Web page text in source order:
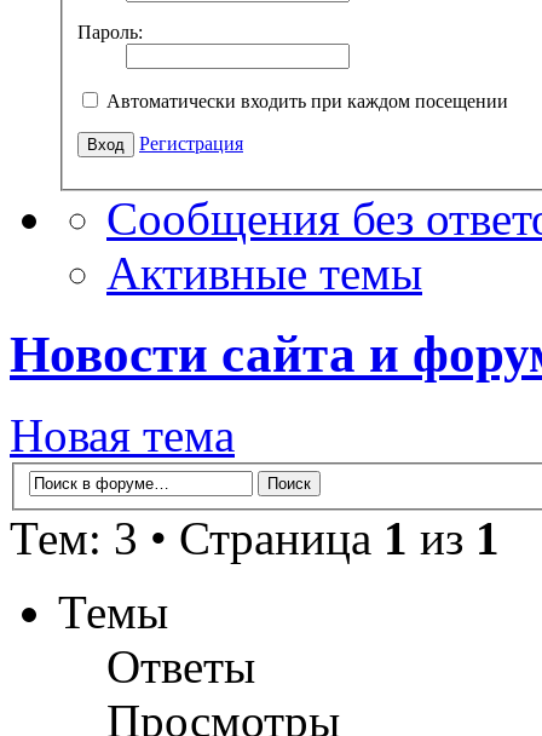
Пароль:
Автоматически входить при каждом посещении
Регистрация
Сообщения без
Активные темы
Новости сайта и
Новая тема
Тем: 3 • Страница 1 из 1
Темы
Ответы
Просмотры